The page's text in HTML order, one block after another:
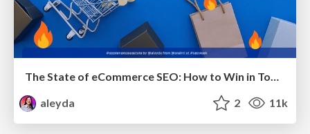
The State of eCommerce SEO: How to Win in Today's Products SERPs - #SEOweek
aleyda
2 11k